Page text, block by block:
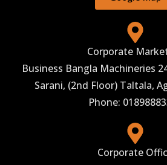
Phone:
Corporate
Business Bangla Machineries
Sarani, (2nd Floor) Taltala,
Corporate